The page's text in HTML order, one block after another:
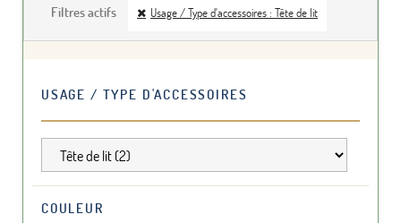
Filtres actifs Usage / Type d'accessoires : Tête de lit
USAGE / TYPE D'ACCESSOIRES
COULEUR